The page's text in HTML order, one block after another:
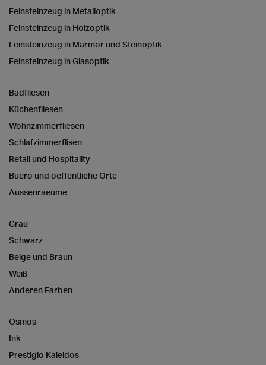
Feinsteinzeug in Metalloptik
Feinsteinzeug in Holzoptik
Feinsteinzeug in Marmor und Steinoptik
Feinsteinzeug in Glasoptik
Badfliesen
Küchenfliesen
Wohnzimmerfliesen
Schlafzimmerflisen
Retail und Hospitality
Buero und oeffentliche Orte
Aussenraeume
Grau
Schwarz
Beige und Braun
Weiß
Anderen Farben
Osmos
Ink
Prestigio Kaleidos